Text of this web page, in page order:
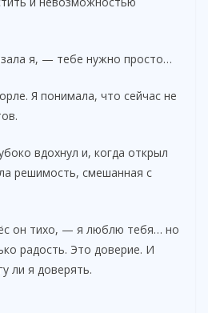
я, — тебе нужно просто…
Я понимала, что сейчас не
вдохнул и, когда открыл
решимость, смешанная с
он тихо, — я люблю тебя… но
радость. Это доверие. И
ли я доверять.